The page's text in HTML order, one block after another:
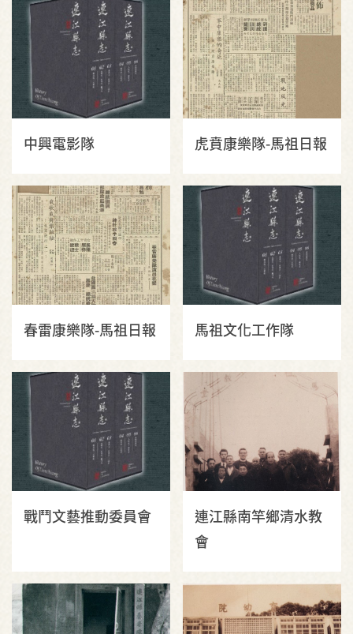
中興電影隊 虎賁康樂隊-馬祖日報
春雷康樂隊-馬祖日報 馬祖文化工作隊
戰鬥文藝推動委員會
連江縣南竿鄉清水教
會